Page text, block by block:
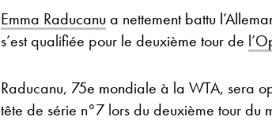
Emma Raducanu a nettement battu
s’est qualifiée pour le deuxième tour de
Raducanu, 75e mondiale à la WTA, sera
tête de série n°7 lors du deuxième tour du